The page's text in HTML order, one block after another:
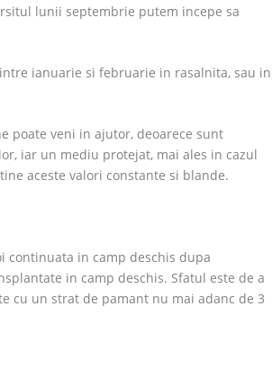
lunii septembrie putem incepe sa
ianuarie si februarie in rasalnita, sau in
poate veni in ajutor, deoarece sunt
iar un mediu protejat, mai ales in cazul
aceste valori constante si blande.
continuata in camp deschis dupa
in camp deschis. Sfatul este de a
cu un strat de pamant nu mai adanc de 3